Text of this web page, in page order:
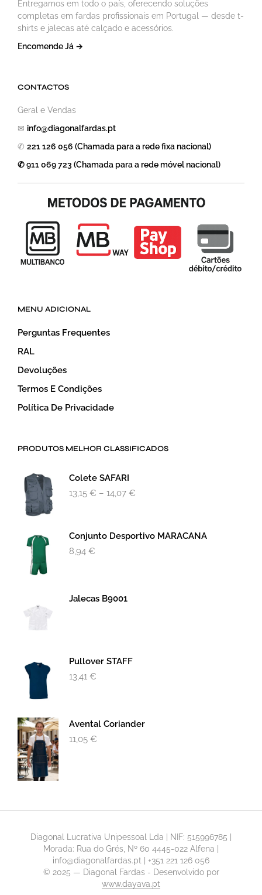
Entregamos em todo o país, oferecendo soluções
completas em fardas profissionais em Portugal — desde t-
shirts e jalecas até calçado e acessórios.
Encomende Já →
CONTACTOS
Geral e Vendas
✉ info@diagonalfardas.pt
✆ 221 126 056 (Chamada para a rede fixa nacional)
✆ 911 069 723 (Chamada para a rede móvel nacional)
MENU ADICIONAL
Perguntas Frequentes
RAL
Devoluções
Termos E Condições
Política De Privacidade
PRODUTOS MELHOR CLASSIFICADOS
Colete SAFARI
13,15 € – 14,07 €
Conjunto Desportivo MARACANA
8,94 €
Jalecas B9001
Pullover STAFF
13,41 €
Avental Coriander
11,05 €
Diagonal Lucrativa Unipessoal Lda | NIF: 515996785 |
Morada: Rua do Grés, Nº 60 4445-022 Alfena |
info@diagonalfardas.pt | +351 221 126 056
© 2025 — Diagonal Fardas - Desenvolvido por
www.dayava.pt